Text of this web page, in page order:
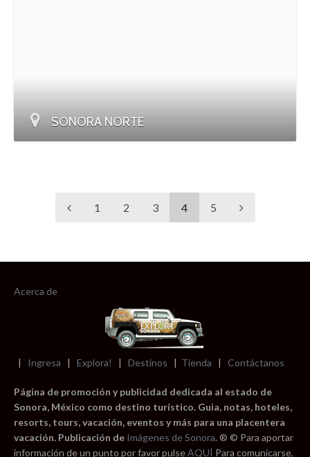
SONORA NORTE
1 2 3 4 5
Acerca de
| Ingresa | Explora! | Destinos | Tienda | Contáctanos
Página de promoción y publicidad dedicada al estado de
Sonora, México como destino turístico. Guia, notas, hoteles,
resorts, tours, vacación, eventos y más para una placentera
vacación. Publicación de Imágenes de Sonora. ® © Para aportar
información de un punto por favor pulseAQUÍ Para comunicarse,